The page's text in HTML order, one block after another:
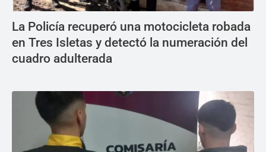
La Policía recuperó una motocicleta robada
en Tres Isletas y detectó la numeración del
cuadro adulterada